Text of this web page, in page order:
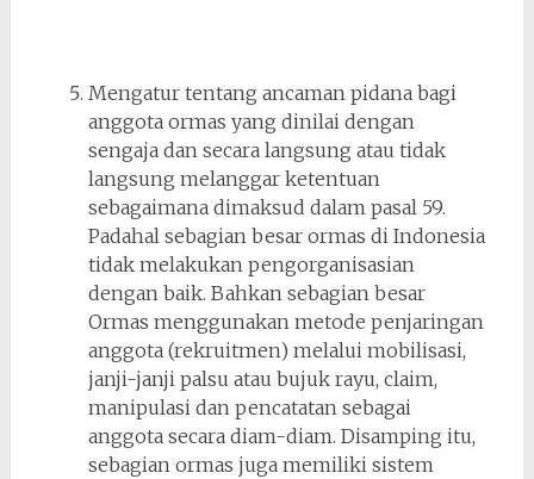
Mengatur tentang ancaman pidana bagi
anggota ormas yang dinilai dengan
sengaja dan secara langsung atau tidak
langsung melanggar ketentuan
sebagaimana dimaksud dalam pasal 59.
Padahal sebagian besar ormas di Indonesia
tidak melakukan pengorganisasian
dengan baik. Bahkan sebagian besar
Ormas menggunakan metode penjaringan
anggota (rekruitmen) melalui mobilisasi,
janji-janji palsu atau bujuk rayu, claim,
manipulasi dan pencatatan sebagai
anggota secara diam-diam. Disamping itu,
sebagian ormas juga memiliki sistem